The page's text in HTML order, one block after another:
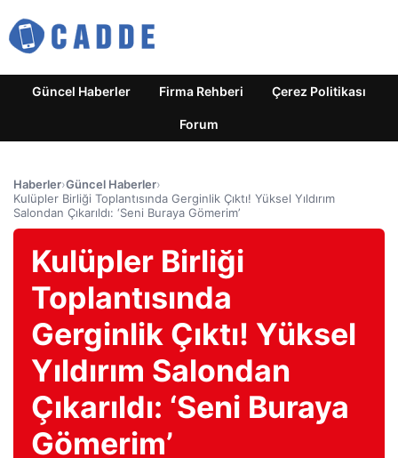
Güncel Haberler Firma Rehberi Çerez Politikası
Forum
Haberler›Güncel Haberler›
Kulüpler Birliği Toplantısında Gerginlik Çıktı! Yüksel Yıldırım
Salondan Çıkarıldı: ‘Seni Buraya Gömerim’
Kulüpler Birliği
Toplantısında
Gerginlik Çıktı! Yüksel
Yıldırım Salondan
Çıkarıldı: ‘Seni Buraya
Gömerim’